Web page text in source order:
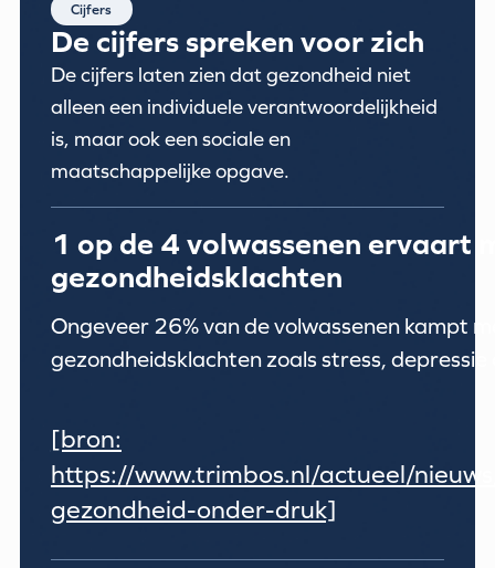
Cijfers
De cijfers spreken voor zich
De cijfers laten zien dat gezondheid niet
alleen een individuele verantwoordelijkheid
is, maar ook een sociale en
maatschappelijke opgave.
1 op de 4 volwassenen ervaart
gezondheidsklachten
Ongeveer 26% van de volwassenen kampt
gezondheidsklachten zoals stress, depressie
[bron:
https://www.trimbos.nl/actueel/
gezondheid-onder-druk]